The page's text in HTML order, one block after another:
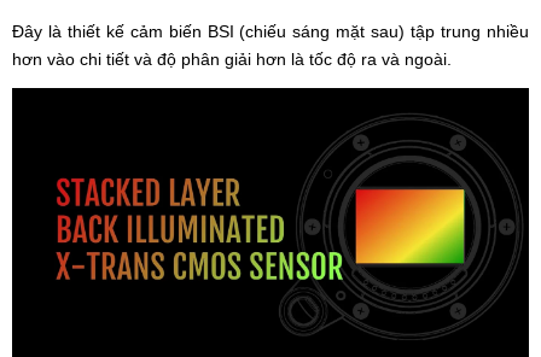
Đây là thiết kế cảm biến BSI (chiếu sáng mặt sau) tập trung nhiều
hơn vào chi tiết và độ phân giải hơn là tốc độ ra và ngoài.